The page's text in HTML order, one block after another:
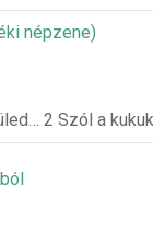
népzene)
2 Szól a